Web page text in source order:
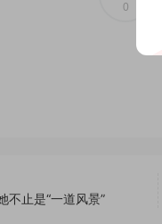
0
不止是“一道风景”